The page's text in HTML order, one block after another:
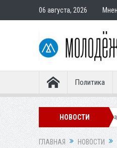
06 августа, 2026
Политика
НОВОСТИ
покупателям Экс-
ГЛАВНАЯ НОВОСТИ